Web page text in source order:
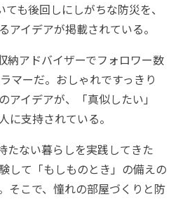
も後回しにしがちな防災を、
アイデアが掲載されている。
納アドバイザーでフォロワー数
マーだ。おしゃれですっきり
アイデアが、「真似したい」
に支持されている。
たない暮らしを実践してきた
して「もしものとき」の備えの
そこで、憧れの部屋づくりと防